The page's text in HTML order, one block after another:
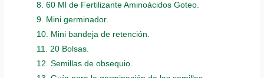
8. 60 Ml de Fertilizante Aminoácidos Goteo.
9. Mini germinador.
10. Mini bandeja de retención.
11. 20 Bolsas.
12. Semillas de obsequio.